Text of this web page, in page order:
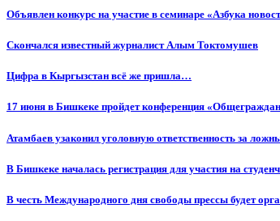
Объявлен конкурс на участие в семинаре «Азбука
Cкончался известный журналист Алым Токтомушев
Цифра в Кыргызстан всё же пришла…
17 июня в Бишкеке пройдет конференция
Атамбаев узаконил уголовную ответственность за
В Бишкеке началась регистрация для участия на
В честь Международного дня свободы прессы будет